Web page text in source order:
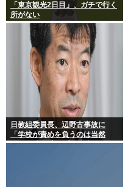
「東京観光2日目」、ガチで行く
所がない
日教組委員長、辺野古事故に
「学校が責めを負うのは当然
だ」 平和教育は「存在意義」